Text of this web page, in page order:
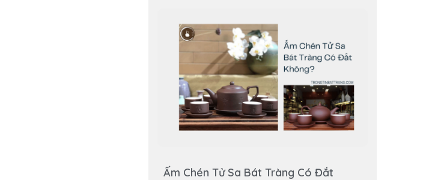
Ấm Chén Tử Sa Bát Tràng Có Đắt